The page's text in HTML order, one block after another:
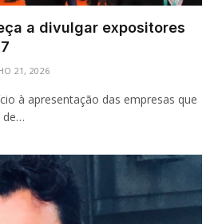
a divulgar expositores
21, 2026
à apresentação das empresas que
de…